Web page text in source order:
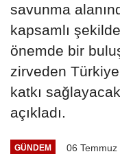
savunma
kapsamlı
önemde bir
zirveden
katkı
açıkladı.
GÜNDEM 06